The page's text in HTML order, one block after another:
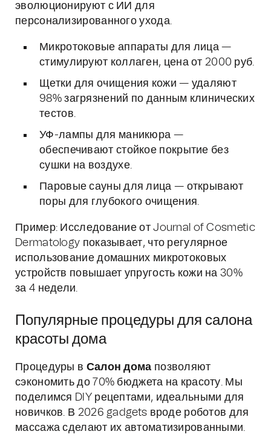
эволюционируют с ИИ для
персонализированного ухода.
Микротоковые аппараты для лица —
стимулируют коллаген, цена от 2000 руб.
Щетки для очищения кожи — удаляют
98% загрязнений по данным клинических
тестов.
УФ-лампы для маникюра —
обеспечивают стойкое покрытие без
сушки на воздухе.
Паровые сауны для лица — открывают
поры для глубокого очищения.
Пример: Исследование от Journal of Cosmetic
Dermatology показывает, что регулярное
использование домашних микротоковых
устройств повышает упругость кожи на 30%
за 4 недели.
Популярные процедуры для салона
красоты дома
Процедуры в Салон дома позволяют
сэкономить до 70% бюджета на красоту. Мы
поделимся DIY рецептами, идеальными для
новичков. В 2026 gadgets вроде роботов для
массажа сделают их автоматизированными.